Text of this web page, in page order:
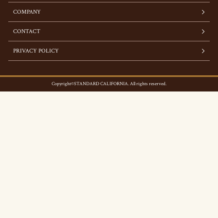
COMPANY
CONTACT
PRIVACY POLICY
Copyright©STANDARD CALIFORNIA. All rights reserved.